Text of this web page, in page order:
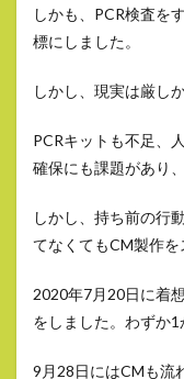
しかも、PCR検査を
標にしました。
しかし、現実は厳し
PCRキットも不足、
確保にも課題があり
しかし、持ち前の行
てなくてもCM製作を
2020年7月20日に着
をしました。わずか1
9月28日にはCMも流